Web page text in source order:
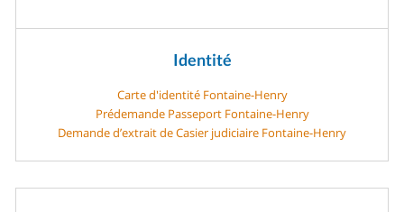
Identité
Carte d'identité Fontaine-Henry
Prédemande Passeport Fontaine-Henry
Demande d’extrait de Casier judiciaire Fontaine-Henry